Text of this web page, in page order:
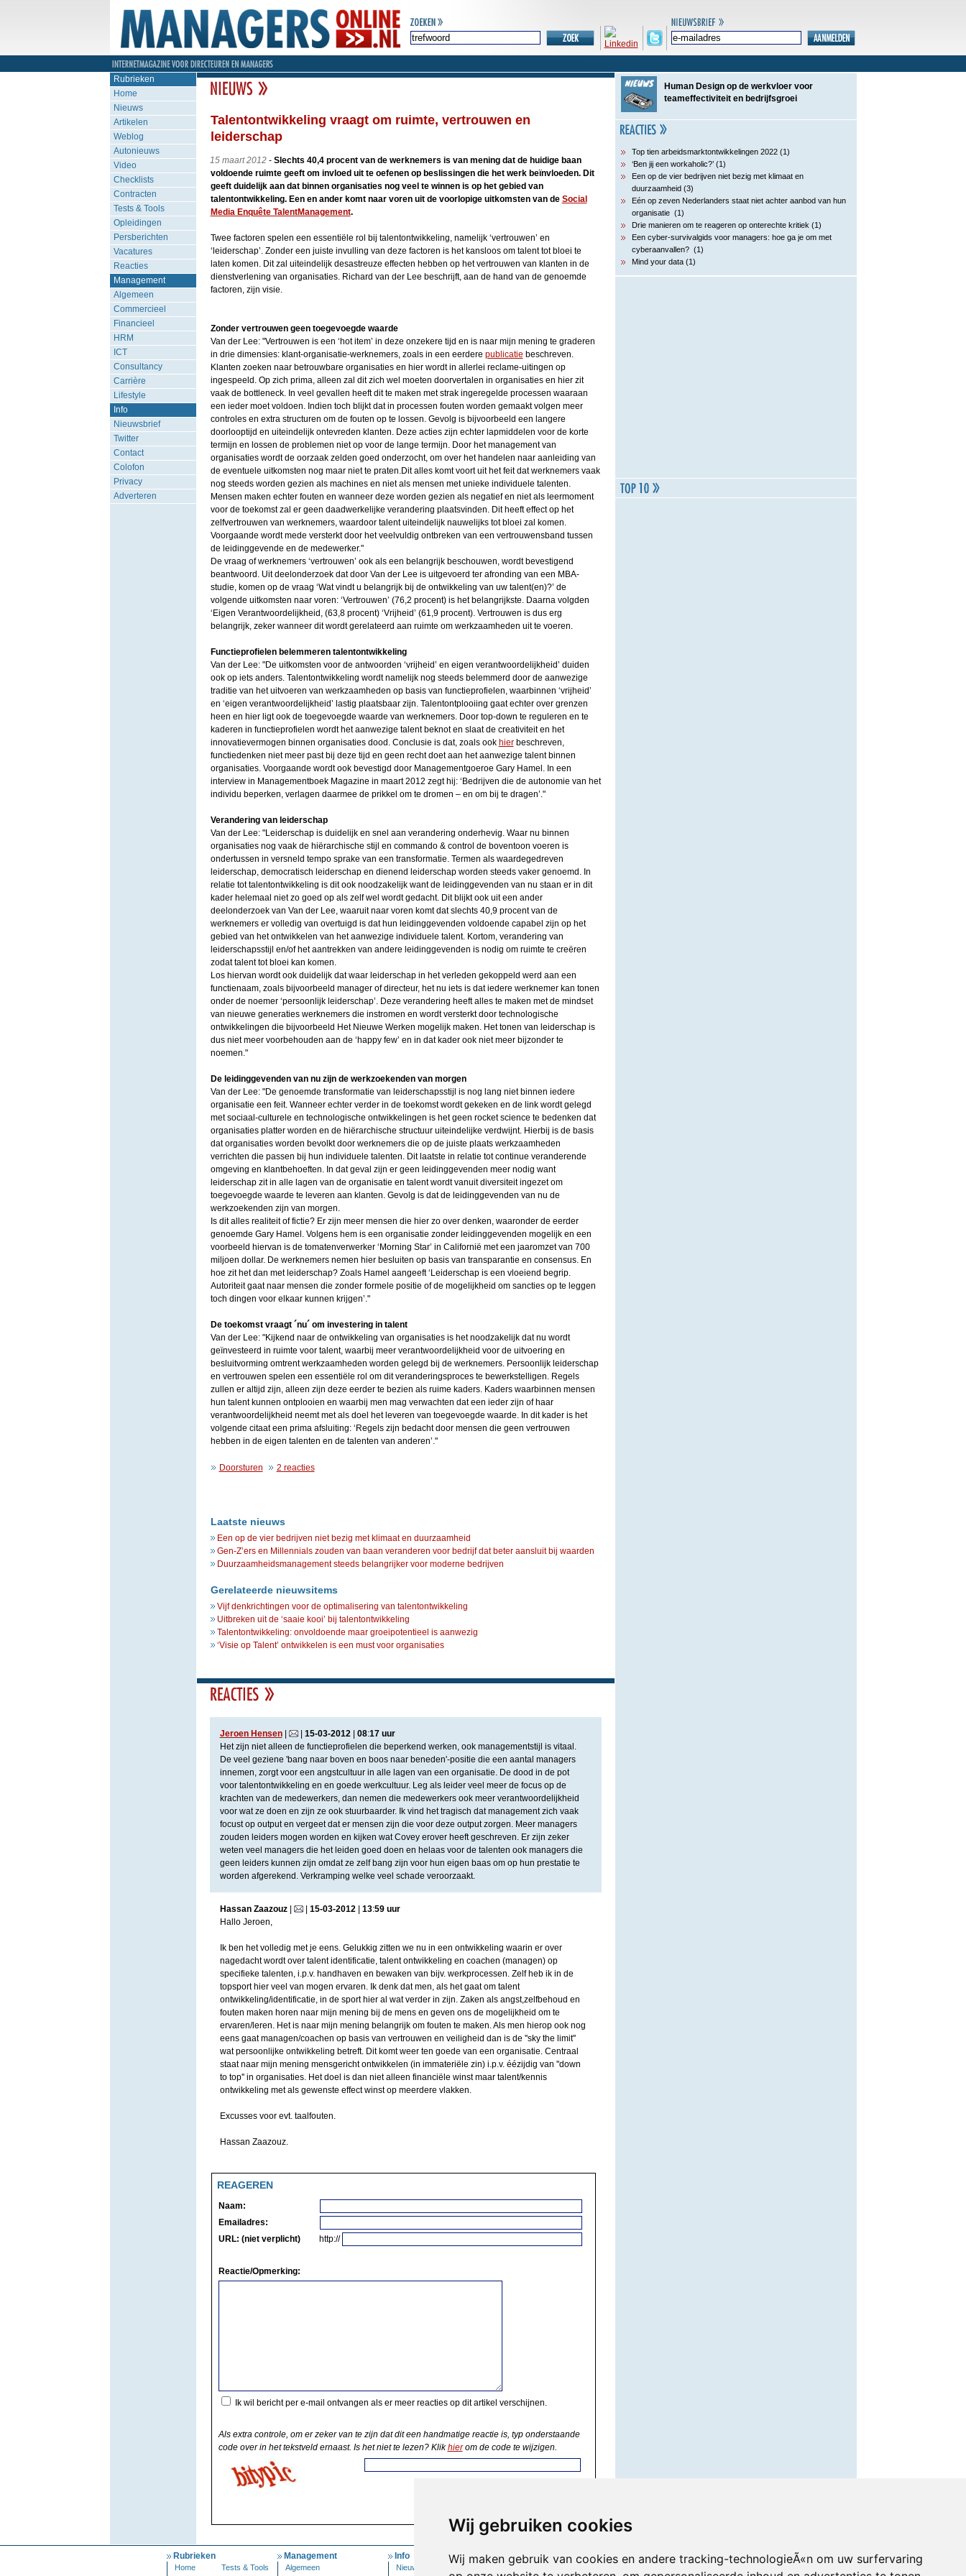
Wij gebruiken cookies
Wij maken gebruik van cookies en andere tracking-technologieÃ«n om uw surfervaring
Rubrieken
Home
Nieuws
Artikelen
Weblog
Autonieuws
Video
Checklists
Contracten
Tests & Tools
Opleidingen
Persberichten
Vacatures
Reacties
Management
Algemeen
Commercieel
Financieel
HRM
ICT
Consultancy
Carrière
Lifestyle
Info
Nieuwsbrief
Twitter
Contact
Colofon
Privacy
Adverteren
Talentontwikkeling vraagt om ruimte, vertrouwen en
leiderschap
15 maart 2012- Slechts 40,4 procent van de werknemers is van mening dat de huidige baan
voldoende ruimte geeft om invloed uit te oefenen op beslissingen die het werk beïnvloeden. Dit
geeft duidelijk aan dat binnen organisaties nog veel te winnen is op het gebied van
talentontwikkeling. Een en ander komt naar voren uit de voorlopige uitkomsten van de Social
Media Enquête TalentManagement.
Twee factoren spelen een essentiële rol bij talentontwikkeling, namelijk ‘vertrouwen’ en
‘leiderschap’. Zonder een juiste invulling van deze factoren is het kansloos om talent tot bloei te
laten komen. Dit zal uiteindelijk desastreuze effecten hebben op het vertrouwen van klanten in de
dienstverlening van organisaties. Richard van der Lee beschrijft, aan de hand van de genoemde
factoren, zijn visie.
Zonder vertrouwen geen toegevoegde waarde
Van der Lee: "Vertrouwen is een ‘hot item’ in deze onzekere tijd en is naar mijn mening te graderen
in drie dimensies: klant-organisatie-werknemers, zoals in een eerdere publicatie beschreven.
Klanten zoeken naar betrouwbare organisaties en hier wordt in allerlei reclame-uitingen op
ingespeeld. Op zich prima, alleen zal dit zich wel moeten doorvertalen in organisaties en hier zit
vaak de bottleneck. In veel gevallen heeft dit te maken met strak ingeregelde processen waaraan
een ieder moet voldoen. Indien toch blijkt dat in processen fouten worden gemaakt volgen meer
controles en extra structuren om de fouten op te lossen. Gevolg is bijvoorbeeld een langere
doorlooptijd en uiteindelijk ontevreden klanten. Deze acties zijn echter lapmiddelen voor de korte
termijn en lossen de problemen niet op voor de lange termijn. Door het management van
organisaties wordt de oorzaak zelden goed onderzocht, om over het handelen naar aanleiding van
de eventuele uitkomsten nog maar niet te praten.Dit alles komt voort uit het feit dat werknemers vaak
nog steeds worden gezien als machines en niet als mensen met unieke individuele talenten.
Mensen maken echter fouten en wanneer deze worden gezien als negatief en niet als leermoment
voor de toekomst zal er geen daadwerkelijke verandering plaatsvinden. Dit heeft effect op het
zelfvertrouwen van werknemers, waardoor talent uiteindelijk nauwelijks tot bloei zal komen.
Voorgaande wordt mede versterkt door het veelvuldig ontbreken van een vertrouwensband tussen
de leidinggevende en de medewerker."
De vraag of werknemers ‘vertrouwen’ ook als een belangrijk beschouwen, wordt bevestigend
beantwoord. Uit deelonderzoek dat door Van der Lee is uitgevoerd ter afronding van een MBA-
studie, komen op de vraag ‘Wat vindt u belangrijk bij de ontwikkeling van uw talent(en)?’ de
volgende uitkomsten naar voren: ‘Vertrouwen’ (76,2 procent) is het belangrijkste. Daarna volgden
‘Eigen Verantwoordelijkheid, (63,8 procent) ‘Vrijheid’ (61,9 procent). Vertrouwen is dus erg
belangrijk, zeker wanneer dit wordt gerelateerd aan ruimte om werkzaamheden uit te voeren.
Functieprofielen belemmeren talentontwikkeling
Van der Lee: "De uitkomsten voor de antwoorden ‘vrijheid’ en eigen verantwoordelijkheid’ duiden
ook op iets anders. Talentontwikkeling wordt namelijk nog steeds belemmerd door de aanwezige
traditie van het uitvoeren van werkzaamheden op basis van functieprofielen, waarbinnen ‘vrijheid’
en ‘eigen verantwoordelijkheid’ lastig plaatsbaar zijn. Talentontplooiing gaat echter over grenzen
heen en hier ligt ook de toegevoegde waarde van werknemers. Door top-down te reguleren en te
kaderen in functieprofielen wordt het aanwezige talent beknot en slaat de creativiteit en het
innovatievermogen binnen organisaties dood. Conclusie is dat, zoals ook hierbeschreven,
functiedenken niet meer past bij deze tijd en geen recht doet aan het aanwezige talent binnen
organisaties. Voorgaande wordt ook bevestigd door Managementgoeroe Gary Hamel. In een
interview in Managementboek Magazine in maart 2012 zegt hij: ‘Bedrijven die de autonomie van het
individu beperken, verlagen daarmee de prikkel om te dromen – en om bij te dragen’."
Verandering van leiderschap
Van der Lee: "Leiderschap is duidelijk en snel aan verandering onderhevig. Waar nu binnen
organisaties nog vaak de hiërarchische stijl en commando & control de boventoon voeren is
ondertussen in versneld tempo sprake van een transformatie. Termen als waardegedreven
leiderschap, democratisch leiderschap en dienend leiderschap worden steeds vaker genoemd. In
relatie tot talentontwikkeling is dit ook noodzakelijk want de leidinggevenden van nu staan er in dit
kader helemaal niet zo goed op als zelf wel wordt gedacht. Dit blijkt ook uit een ander
deelonderzoek van Van der Lee, waaruit naar voren komt dat slechts 40,9 procent van de
werknemers er volledig van overtuigd is dat hun leidinggevenden voldoende capabel zijn op het
gebied van het ontwikkelen van het aanwezige individuele talent. Kortom, verandering van
leiderschapsstijl en/of het aantrekken van andere leidinggevenden is nodig om ruimte te creëren
zodat talent tot bloei kan komen.
Los hiervan wordt ook duidelijk dat waar leiderschap in het verleden gekoppeld werd aan een
functienaam, zoals bijvoorbeeld manager of directeur, het nu iets is dat iedere werknemer kan tonen
onder de noemer ‘persoonlijk leiderschap’. Deze verandering heeft alles te maken met de mindset
van nieuwe generaties werknemers die instromen en wordt versterkt door technologische
ontwikkelingen die bijvoorbeeld Het Nieuwe Werken mogelijk maken. Het tonen van leiderschap is
dus niet meer voorbehouden aan de ‘happy few’ en in dat kader ook niet meer bijzonder te
noemen."
De leidinggevenden van nu zijn de werkzoekenden van morgen
Van der Lee: "De genoemde transformatie van leiderschapsstijl is nog lang niet binnen iedere
organisatie een feit. Wanneer echter verder in de toekomst wordt gekeken en de link wordt gelegd
met sociaal-culturele en technologische ontwikkelingen is het geen rocket science te bedenken dat
organisaties platter worden en de hiërarchische structuur uiteindelijke verdwijnt. Hierbij is de basis
dat organisaties worden bevolkt door werknemers die op de juiste plaats werkzaamheden
verrichten die passen bij hun individuele talenten. Dit laatste in relatie tot continue veranderende
omgeving en klantbehoeften. In dat geval zijn er geen leidinggevenden meer nodig want
leiderschap zit in alle lagen van de organisatie en talent wordt vanuit diversiteit ingezet om
toegevoegde waarde te leveren aan klanten. Gevolg is dat de leidinggevenden van nu de
werkzoekenden zijn van morgen.
Is dit alles realiteit of fictie? Er zijn meer mensen die hier zo over denken, waaronder de eerder
genoemde Gary Hamel. Volgens hem is een organisatie zonder leidinggevenden mogelijk en een
voorbeeld hiervan is de tomatenverwerker ‘Morning Star’ in Californië met een jaaromzet van 700
miljoen dollar. De werknemers nemen hier besluiten op basis van transparantie en consensus. En
hoe zit het dan met leiderschap? Zoals Hamel aangeeft ‘Leiderschap is een vloeiend begrip.
Autoriteit gaat naar mensen die zonder formele positie of de mogelijkheid om sancties op te leggen
toch dingen voor elkaar kunnen krijgen’."
De toekomst vraagt ´nu´ om investering in talent
Van der Lee: "Kijkend naar de ontwikkeling van organisaties is het noodzakelijk dat nu wordt
geïnvesteerd in ruimte voor talent, waarbij meer verantwoordelijkheid voor de uitvoering en
besluitvorming omtrent werkzaamheden worden gelegd bij de werknemers. Persoonlijk leiderschap
en vertrouwen spelen een essentiële rol om dit veranderingsproces te bewerkstelligen. Regels
zullen er altijd zijn, alleen zijn deze eerder te bezien als ruime kaders. Kaders waarbinnen mensen
hun talent kunnen ontplooien en waarbij men mag verwachten dat een ieder zijn of haar
verantwoordelijkheid neemt met als doel het leveren van toegevoegde waarde. In dit kader is het
volgende citaat een prima afsluiting: ‘Regels zijn bedacht door mensen die geen vertrouwen
hebben in de eigen talenten en de talenten van anderen’."
Doorsturen 2 reacties
Laatste nieuws
Een op de vier bedrijven niet bezig met klimaat en duurzaamheid
Gen-Z’ers en Millennials zouden van baan veranderen voor bedrijf dat beter aansluit bij waarden
Duurzaamheidsmanagement steeds belangrijker voor moderne bedrijven
Gerelateerde nieuwsitems
Vijf denkrichtingen voor de optimalisering van talentontwikkeling
Uitbreken uit de ‘saaie kooi’ bij talentontwikkeling
Talentontwikkeling: onvoldoende maar groeipotentieel is aanwezig
‘Visie op Talent’ ontwikkelen is een must voor organisaties
Jeroen Hensen| | 15-03-2012| 08:17 uur
Het zijn niet alleen de functieprofielen die beperkend werken, ook managementstijl is vitaal.
De veel geziene 'bang naar boven en boos naar beneden'-positie die een aantal managers
innemen, zorgt voor een angstcultuur in alle lagen van een organisatie. De dood in de pot
voor talentontwikkeling en en goede werkcultuur. Leg als leider veel meer de focus op de
krachten van de medewerkers, dan nemen die medewerkers ook meer verantwoordelijkheid
voor wat ze doen en zijn ze ook stuurbaarder. Ik vind het tragisch dat management zich vaak
focust op output en vergeet dat er mensen zijn die voor deze output zorgen. Meer managers
zouden leiders mogen worden en kijken wat Covey erover heeft geschreven. Er zijn zeker
weten veel managers die het leiden goed doen en helaas voor de talenten ook managers die
geen leiders kunnen zijn omdat ze zelf bang zijn voor hun eigen baas om op hun prestatie te
worden afgerekend. Verkramping welke veel schade veroorzaakt.
Hassan Zaazouz| | 15-03-2012| 13:59 uur
Hallo Jeroen,
Ik ben het volledig met je eens. Gelukkig zitten we nu in een ontwikkeling waarin er over
nagedacht wordt over talent identificatie, talent ontwikkeling en coachen (managen) op
specifieke talenten, i.p.v. handhaven en bewaken van bijv. werkprocessen. Zelf heb ik in de
topsport hier veel van mogen ervaren. Ik denk dat men, als het gaat om talent
ontwikkeling/identificatie, in de sport hier al wat verder in zijn. Zaken als angst,zelfbehoud en
fouten maken horen naar mijn mening bij de mens en geven ons de mogelijkheid om te
ervaren/leren. Het is naar mijn mening belangrijk om fouten te maken. Als men hierop ook nog
eens gaat managen/coachen op basis van vertrouwen en veiligheid dan is de ''sky the limit''
wat persoonlijke ontwikkeling betreft. Dit komt weer ten goede van een organisatie. Centraal
staat naar mijn mening mensgericht ontwikkelen (in immateriële zin) i.p.v. éézijdig van ''down
to top'' in organisaties. Het doel is dan niet alleen financiële winst maar talent/kennis
ontwikkeling met als gewenste effect winst op meerdere vlakken.
Excusses voor evt. taalfouten.
Hassan Zaazouz.
REAGEREN
Naam:
Emailadres:
URL: (niet verplicht)
http://
Reactie/Opmerking:
Ik wil bericht per e-mail ontvangen als er meer reacties op dit artikel verschijnen.
Als extra controle, om er zeker van te zijn dat dit een handmatige reactie is, typ onderstaande
code over in het tekstveld ernaast. Is het niet te lezen? Klikhierom de code te wijzigen.
Human Design op de werkvloer voor
teameffectiviteit en bedrijfsgroei
Top tien arbeidsmarktontwikkelingen 2022 (1)
‘Ben jij een workaholic?’ (1)
Een op de vier bedrijven niet bezig met klimaat en
duurzaamheid (3)
Eén op zeven Nederlanders staat niet achter aanbod van hun
organisatie (1)
Drie manieren om te reageren op onterechte kritiek (1)
Een cyber-survivalgids voor managers: hoe ga je om met
cyberaanvallen? (1)
Mind your data (1)
Rubrieken
Home
Tests & Tools
Management
Algemeen
Info
Nieuwsbrief
Mijn Account
Inloggen